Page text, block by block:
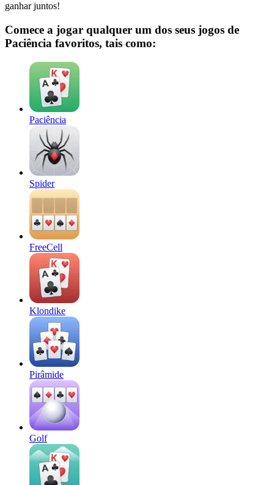
ganhar juntos!
Comece a jogar qualquer um dos seus jogos de
Paciência favoritos, tais como:
Paciência
Spider
FreeCell
Klondike
Pirâmide
Golf